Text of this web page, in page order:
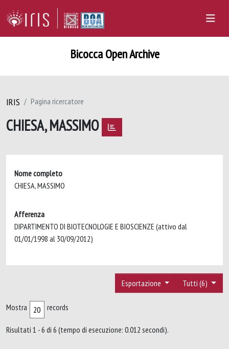
Bicocca Open Archive
IRIS Pagina ricercatore
CHIESA, MASSIMO
Nome completo
CHIESA, MASSIMO
Afferenza
DIPARTIMENTO DI BIOTECNOLOGIE E BIOSCIENZE (attivo dal
01/01/1998 al 30/09/2012)
Tutti (6)
Esportazione
Mostra records
Risultati 1 - 6 di 6 (tempo di esecuzione: 0.012 secondi).